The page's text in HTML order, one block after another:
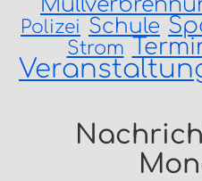
Polizei Schule
Strom